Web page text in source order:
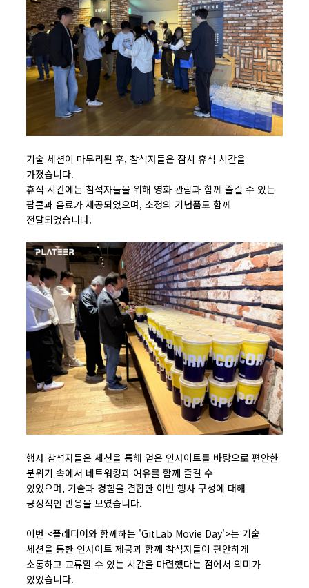
기술 세션이 마무리된 후, 참석자들은 잠시 휴식 시간을
가졌습니다.
휴식 시간에는 참석자들을 위해 영화 관람과 함께 즐길 수 있는
팝콘과 음료가 제공되었으며, 소정의 기념품도 함께
전달되었습니다.
행사 참석자들은 세션을 통해 얻은 인사이트를 바탕으로 편안한
분위기 속에서 네트워킹과 여유를 함께 즐길 수
있었으며, 기술과 경험을 결합한 이번 행사 구성에 대해
긍정적인 반응을 보였습니다.
이번 <플래티어와 함께하는 'GitLab Movie Day'>는 기술
세션을 통한 인사이트 제공과 함께 참석자들이 편안하게
소통하고 교류할 수 있는 시간을 마련했다는 점에서 의미가
있었습니다.